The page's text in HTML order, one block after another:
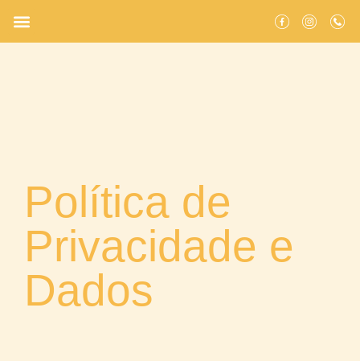
Política de
Privacidade e
Dados